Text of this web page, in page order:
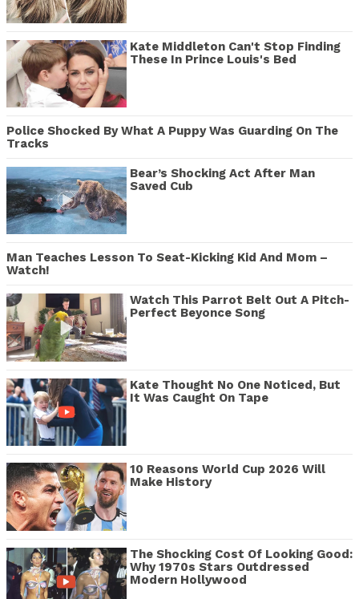
Kate Middleton Can't Stop Finding
These In Prince Louis's Bed
Police Shocked By What A Puppy Was Guarding On The
Tracks
Bear’s Shocking Act After Man
Saved Cub
Man Teaches Lesson To Seat-Kicking Kid And Mom –
Watch!
Watch This Parrot Belt Out A Pitch-
Perfect Beyonce Song
Kate Thought No One Noticed, But
It Was Caught On Tape
10 Reasons World Cup 2026 Will
Make History
The Shocking Cost Of Looking Good:
Why 1970s Stars Outdressed
Modern Hollywood